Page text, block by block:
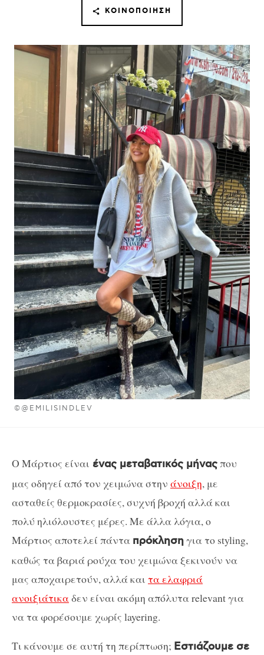
©@EMILISINDLEV
ΚΟΙΝΟΠΟΊΗΣΗ
Ο Μάρτιος είναι ένας μεταβατικός μήναςπου
μας οδηγεί από τον χειμώνα στην άνοιξη, με
ασταθείς θερμοκρασίες, συχνή βροχή αλλά και
πολύ ηλιόλουστες μέρες. Με άλλα λόγια, ο
Μάρτιος αποτελεί πάντα πρόκλησηγια το styling,
καθώς τα βαριά ρούχα του χειμώνα ξεκινούν να
μας αποχαιρετούν, αλλά και τα ελαφριά
ανοιξιάτικαδεν είναι ακόμη απόλυτα relevant για
να τα φορέσουμε χωρίς layering.
Tι κάνουμε σε αυτή τη περίπτωση; Εστιάζουμε σε